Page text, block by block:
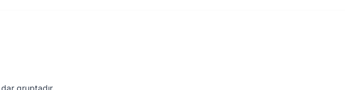
gruptadır.